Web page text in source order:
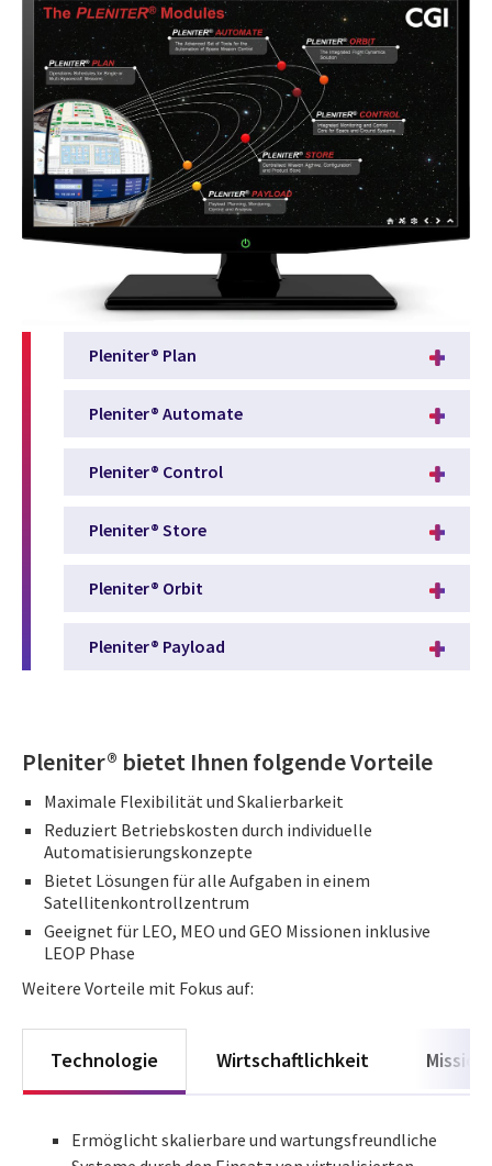
Pleniter® Plan
Pleniter® Automate
Pleniter® Control
Pleniter® Store
Pleniter® Orbit
Pleniter® Payload
Pleniter® bietet Ihnen folgende Vorteile
Maximale Flexibilität und Skalierbarkeit
Reduziert Betriebskosten durch individuelle
Automatisierungskonzepte
Bietet Lösungen für alle Aufgaben in einem
Satellitenkontrollzentrum
Geeignet für LEO, MEO und GEO Missionen inklusive
LEOP Phase
Weitere Vorteile mit Fokus auf:
Technologie Wirtschaftlichkeit
Ermöglicht skalierbare und wartungsfreundliche